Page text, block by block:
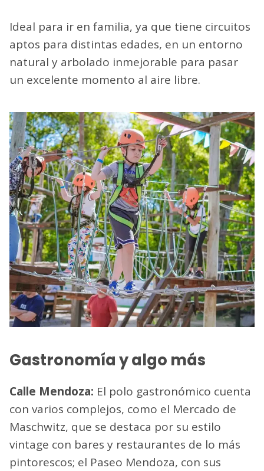
Ideal para ir en familia, ya que tiene circuitos
aptos para distintas edades, en un entorno
natural y arbolado inmejorable para pasar
un excelente momento al aire libre.
Gastronomía y algo más
Calle Mendoza: El polo gastronómico cuenta
con varios complejos, como el Mercado de
Maschwitz, que se destaca por su estilo
vintage con bares y restaurantes de lo más
pintorescos; el Paseo Mendoza, con sus